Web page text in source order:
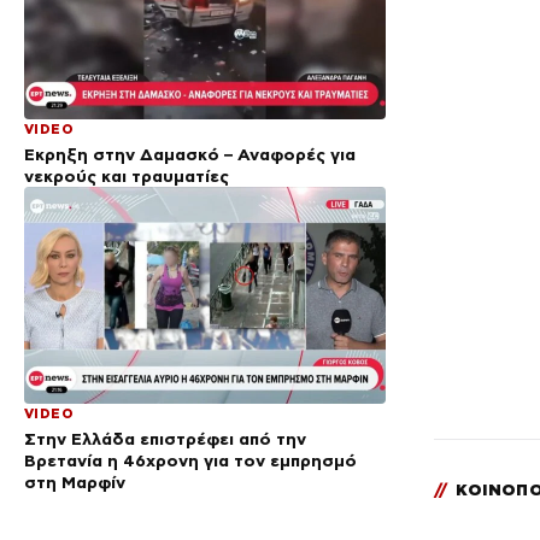
VIDEO
Έκρηξη στην Δαμασκό – Αναφορές για
νεκρούς και τραυματίες
VIDEO
Στην Ελλάδα επιστρέφει από την
Βρετανία η 46χρονη για τον εμπρησμό
στη Μαρφίν
//